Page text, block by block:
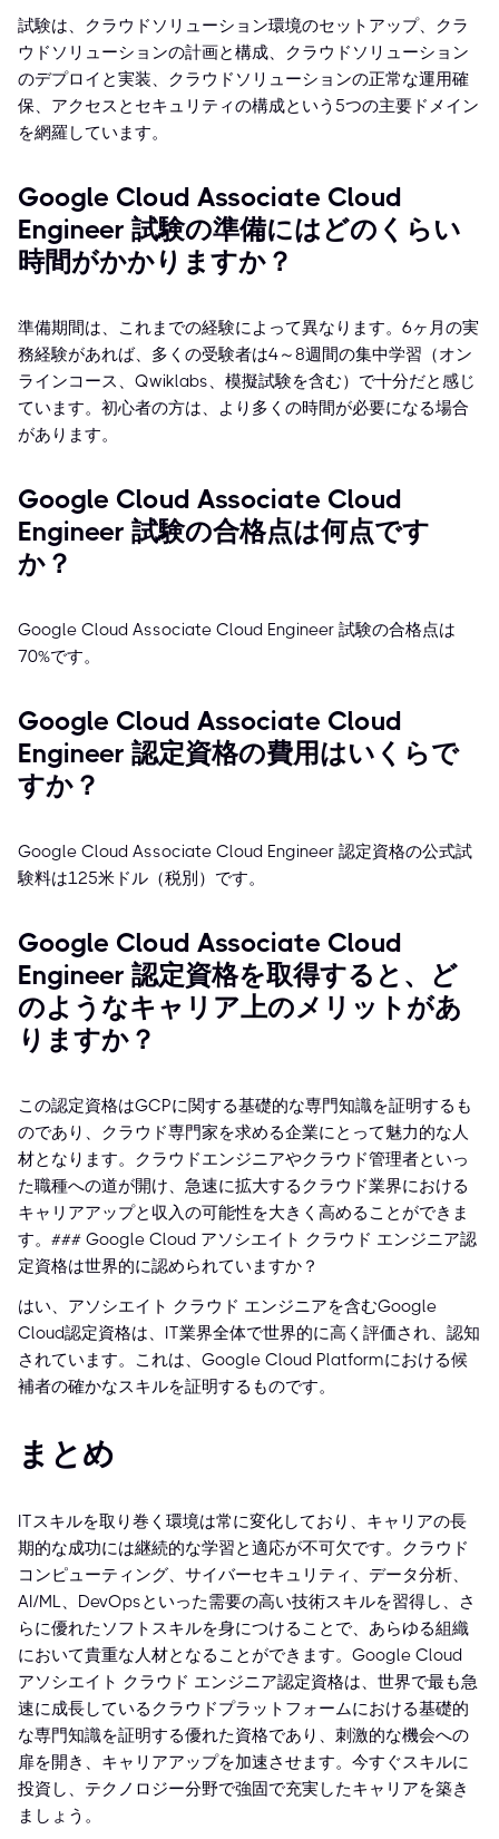
試験は、クラウドソリューション環境のセットアップ、クラ
ウドソリューションの計画と構成、クラウドソリューション
のデプロイと実装、クラウドソリューションの正常な運用確
保、アクセスとセキュリティの構成という5つの主要ドメイン
を網羅しています。
Google Cloud Associate Cloud
Engineer 試験の準備にはどのくらい
時間がかかりますか？
準備期間は、これまでの経験によって異なります。6ヶ月の実
務経験があれば、多くの受験者は4～8週間の集中学習（オン
ラインコース、Qwiklabs、模擬試験を含む）で十分だと感じ
ています。初心者の方は、より多くの時間が必要になる場合
があります。
Google Cloud Associate Cloud
Engineer 試験の合格点は何点です
か？
Google Cloud Associate Cloud Engineer 試験の合格点は
70%です。
Google Cloud Associate Cloud
Engineer 認定資格の費用はいくらで
すか？
Google Cloud Associate Cloud Engineer 認定資格の公式試
験料は125米ドル（税別）です。
Google Cloud Associate Cloud
Engineer 認定資格を取得すると、ど
のようなキャリア上のメリットがあ
りますか？
この認定資格はGCPに関する基礎的な専門知識を証明するも
のであり、クラウド専門家を求める企業にとって魅力的な人
材となります。クラウドエンジニアやクラウド管理者といっ
た職種への道が開け、急速に拡大するクラウド業界における
キャリアアップと収入の可能性を大きく高めることができま
す。### Google Cloud アソシエイト クラウド エンジニア認
定資格は世界的に認められていますか？
はい、アソシエイト クラウド エンジニアを含むGoogle
Cloud認定資格は、IT業界全体で世界的に高く評価され、認知
されています。これは、Google Cloud Platformにおける候
補者の確かなスキルを証明するものです。
まとめ
ITスキルを取り巻く環境は常に変化しており、キャリアの長
期的な成功には継続的な学習と適応が不可欠です。クラウド
コンピューティング、サイバーセキュリティ、データ分析、
AI/ML、DevOpsといった需要の高い技術スキルを習得し、さ
らに優れたソフトスキルを身につけることで、あらゆる組織
において貴重な人材となることができます。Google Cloud
アソシエイト クラウド エンジニア認定資格は、世界で最も急
速に成長しているクラウドプラットフォームにおける基礎的
な専門知識を証明する優れた資格であり、刺激的な機会への
扉を開き、キャリアアップを加速させます。今すぐスキルに
投資し、テクノロジー分野で強固で充実したキャリアを築き
ましょう。